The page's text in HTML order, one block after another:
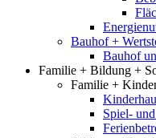
Bauhof +
Bauhof
Familie + Bildung +
Familie +
Spiel-